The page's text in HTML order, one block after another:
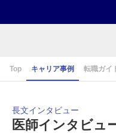
Top キャリア事例 転職ガイ
長文インタビュー
医師インタビュ